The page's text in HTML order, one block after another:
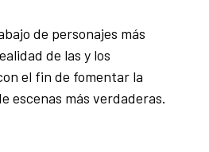
de personajes más
de las y los
el fin de fomentar la
escenas más verdaderas.